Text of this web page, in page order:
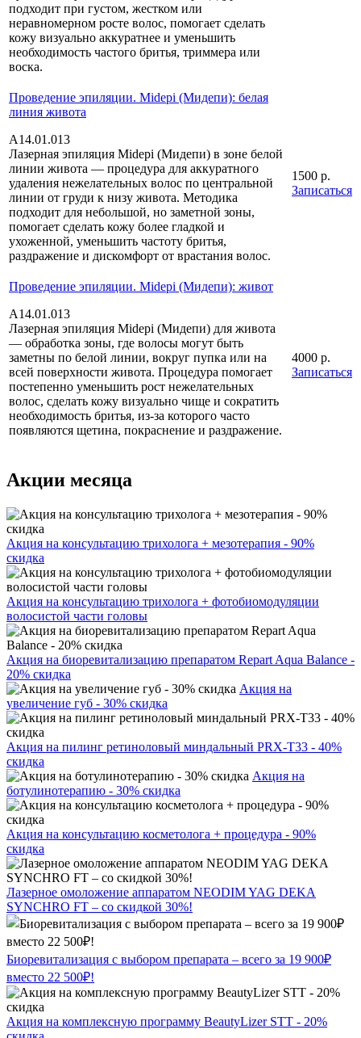
подходит при густом, жестком или
неравномерном росте волос, помогает сделать
кожу визуально аккуратнее и уменьшить
необходимость частого бритья, триммера или
воска.
Проведение эпиляции. Midepi (Мидепи): белая
линия живота
А14.01.013
Лазерная эпиляция Midepi (Мидепи) в зоне белой
линии живота — процедура для аккуратного
удаления нежелательных волос по центральной
линии от груди к низу живота. Методика
подходит для небольшой, но заметной зоны,
помогает сделать кожу более гладкой и
ухоженной, уменьшить частоту бритья,
раздражение и дискомфорт от врастания волос.
1500 р.
Записаться
Проведение эпиляции. Midepi (Мидепи): живот
А14.01.013
Лазерная эпиляция Midepi (Мидепи) для живота
— обработка зоны, где волосы могут быть
заметны по белой линии, вокруг пупка или на
всей поверхности живота. Процедура помогает
постепенно уменьшить рост нежелательных
волос, сделать кожу визуально чище и сократить
необходимость бритья, из-за которого часто
появляются щетина, покраснение и раздражение.
4000 р.
Записаться
Акции месяца
Акция на консультацию трихолога + мезотерапия - 90%
скидка
Акция на консультацию трихолога + фотобиомодуляции
волосистой части головы
Акция на биоревитализацию препаратом Repart Aqua Balance -
20% скидка
Акция на
увеличение губ - 30% скидка
Акция на пилинг ретиноловый миндальный PRX-T33 - 40%
скидка
Акция на
ботулинотерапию - 30% скидка
Акция на консультацию косметолога + процедура - 90%
скидка
Лазерное омоложение аппаратом NEODIM YAG DEKA
SYNCHRO FT – со скидкой 30%!
Биоревитализация с выбором препарата – всего за 19 900₽
вместо 22 500₽!
Акция на комплексную программу BeautyLizer STT - 20%